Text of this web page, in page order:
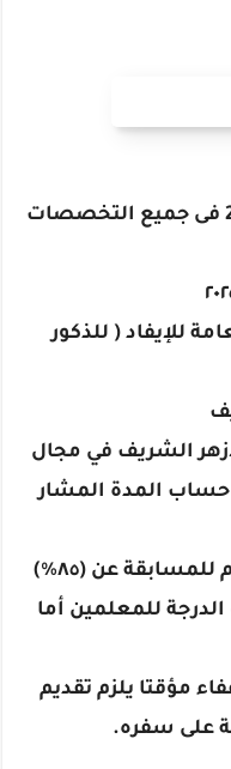
مجمع البحوث الإسلامية يعلن عن مسابقة الإبتعاث الجديدة 2024/2025 فى جميع التخصصات
للإيفاد ( للذكور
الشريف في مجال
حساب المدة المشار
ألا تقل درجة تقريره الفني في العامين السابقين مباشرة على عام التقدم للمسابقة عن (٨٥٪)
للمعلمين أما
مؤقتا يلزم تقديم
على سفره.